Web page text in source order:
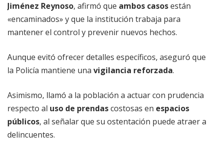
Jiménez Reynoso, afirmó que ambos casosestán
«encaminados» y que la institución trabaja para
mantener el control y prevenir nuevos hechos.
Aunque evitó ofrecer detalles específicos, aseguró que
la Policía mantiene una vigilancia reforzada.
Asimismo, llamó a la población a actuar con prudencia
respecto al uso de prendascostosas en espacios
públicos, al señalar que su ostentación puede atraer a
delincuentes.